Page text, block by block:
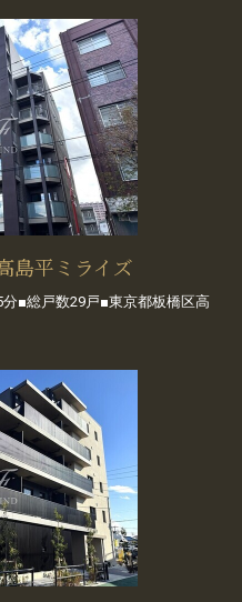
島平ミライズ
■総戸数29戸■東京都板橋区高